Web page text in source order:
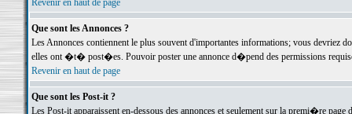
Revenir en haut de page
Que sont les Annonces ?
Les Annonces contiennent le plus souvent d'importantes informations; vous devriez
elles ont �t� post�es. Pouvoir poster une annonce d�pend des permissions
Revenir en haut de page
Que sont les Post-it ?
Les Post-it apparaissent en-dessous des annonces et seulement sur la premi�re